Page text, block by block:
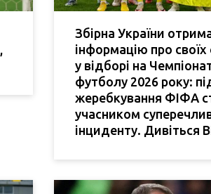
Збірна України
інформацію про своїх
у відборі на
футболу 2026 року:
жеребкування ФІФА
учасником
інциденту. Дивіться